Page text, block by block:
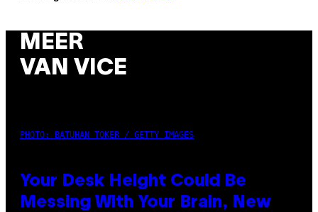
MEER
VAN VICE
PHOTO: BATUHAN TOKER / GETTY IMAGES
Your Desk Height Could Be
Messing With Your Brain, New